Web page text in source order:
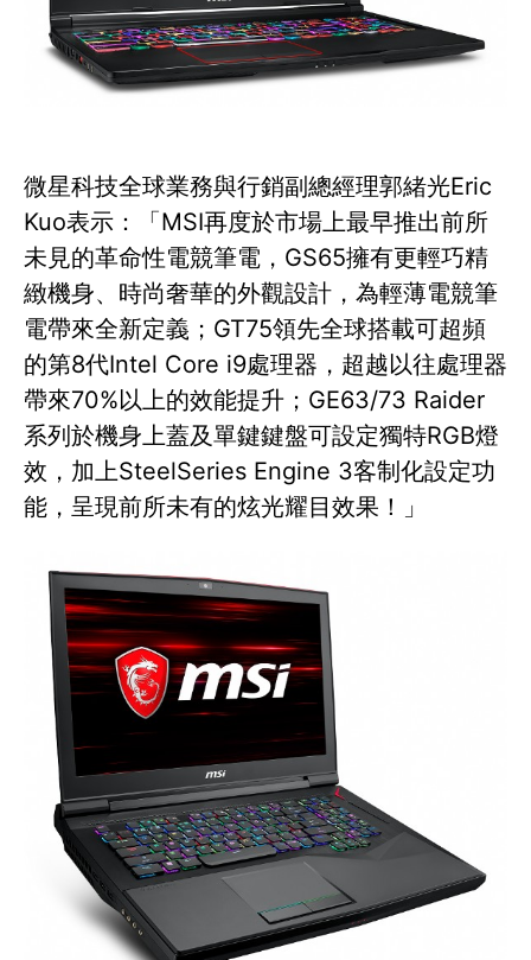
微星科技全球業務與行銷副總經理郭緒光Eric
Kuo表示：「MSI再度於市場上最早推出前所
未見的革命性電競筆電，GS65擁有更輕巧精
緻機身、時尚奢華的外觀設計，為輕薄電競筆
電帶來全新定義；GT75領先全球搭載可超頻
的第8代Intel Core i9處理器，超越以往處理器
帶來70%以上的效能提升；GE63/73 Raider
系列於機身上蓋及單鍵鍵盤可設定獨特RGB燈
效，加上SteelSeries Engine 3客制化設定功
能，呈現前所未有的炫光耀目效果！」